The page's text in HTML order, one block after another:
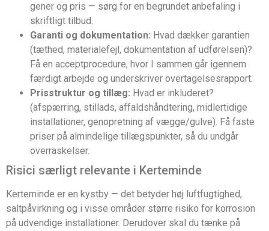
gener og pris — sørg for en begrundet anbefaling i
skriftligt tilbud.
Garanti og dokumentation: Hvad dækker garantien
(tæthed, materialefejl, dokumentation af udførelsen)?
Få en acceptprocedure, hvor I sammen går igennem
færdigt arbejde og underskriver overtagelsesrapport.
Prisstruktur og tillæg: Hvad er inkluderet?
(afspærring, stillads, affaldshåndtering, midlertidige
installationer, genopretning af vægge/gulve). Få faste
priser på almindelige tillægspunkter, så du undgår
overraskelser.
Risici særligt relevante i Kerteminde
Kerteminde er en kystby — det betyder høj luftfugtighed,
saltpåvirkning og i visse områder større risiko for korrosion
på udvendige installationer. Derudover skal du tænke på